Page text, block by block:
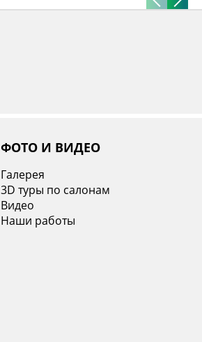
ФОТО И ВИДЕО
Галерея
3D туры по салонам
Видео
Наши работы